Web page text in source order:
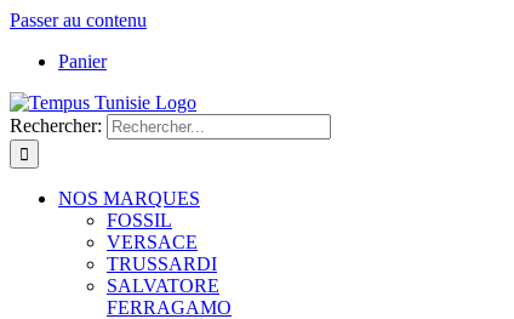
Passer au contenu
Panier
Rechercher:
NOS MARQUES
FOSSIL
VERSACE
TRUSSARDI
SALVATORE
FERRAGAMO